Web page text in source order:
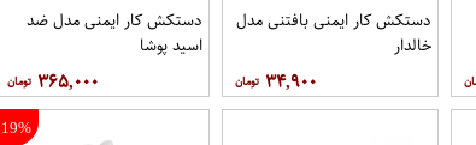
دستکش کار ایمنی بافتنی مدل
خالدار
۳۴,۹۰۰
دستکش کار ایمنی مدل ضد
اسید پوشا
۳۶۵,۰۰۰
19%